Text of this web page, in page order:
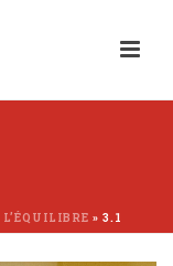
L’ÉQUILIBRE » 3.1